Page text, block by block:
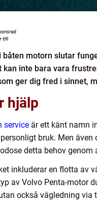
båten motorn slutar
inte bara vara
ger dig fred i sinnet,
hjälp
service är ett känt namn
bruk. Men
detta behov genom
inkluderar en flotta av
av Volvo Penta-motor
också vägledning via